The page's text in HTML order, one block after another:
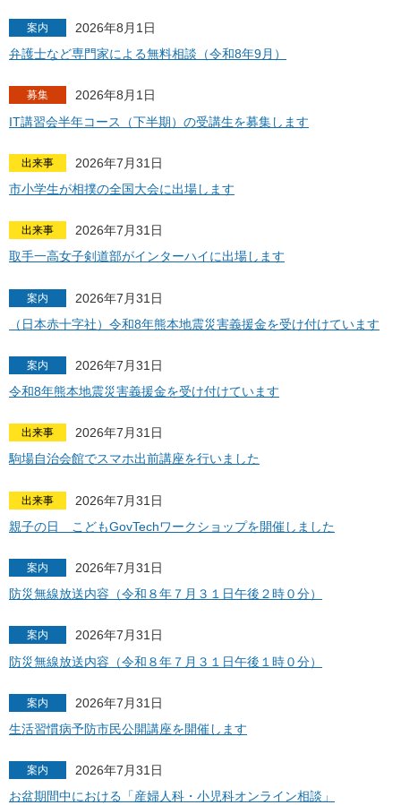
案内
2026年8月1日
弁護士など専門家による無料相談（令和8年9月）
募集
2026年8月1日
IT講習会半年コース（下半期）の受講生を募集します
出来事
2026年7月31日
市小学生が相撲の全国大会に出場します
出来事
2026年7月31日
取手一高女子剣道部がインターハイに出場します
案内
2026年7月31日
（日本赤十字社）令和8年熊本地震災害義援金を受け付けています
案内
2026年7月31日
令和8年熊本地震災害義援金を受け付けています
出来事
2026年7月31日
駒場自治会館でスマホ出前講座を行いました
出来事
2026年7月31日
親子の日 こどもGovTechワークショップを開催しました
案内
2026年7月31日
防災無線放送内容（令和８年７月３１日午後２時０分）
案内
2026年7月31日
防災無線放送内容（令和８年７月３１日午後１時０分）
案内
2026年7月31日
生活習慣病予防市民公開講座を開催します
案内
2026年7月31日
お盆期間中における「産婦人科・小児科オンライン相談」